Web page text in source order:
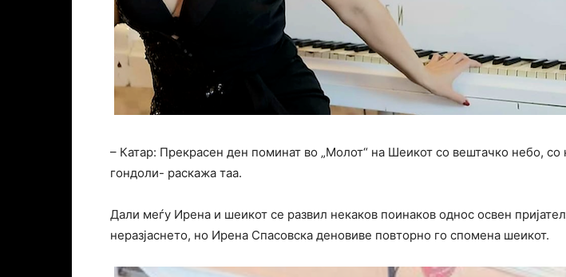
– Катар: Прекрасен ден поминат во „Молот“ на Шеикот со вештачко небо, со
гондоли- раскажа таа.
Дали меѓу Ирена и шеикот се развил некаков поинаков однос освен
неразјаснето, но Ирена Спасовска деновиве повторно го спомена шеикот.